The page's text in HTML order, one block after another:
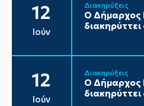
12
Ιούν
Διακηρύξεις
Ο Δήμαρχος
διακηρύττει
12
Ιούν
Διακηρύξεις
Ο Δήμαρχος
διακηρύττει